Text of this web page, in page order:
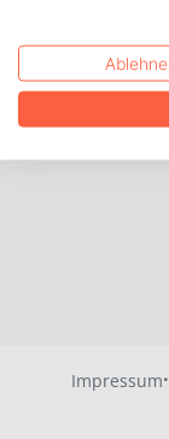
Impressum·